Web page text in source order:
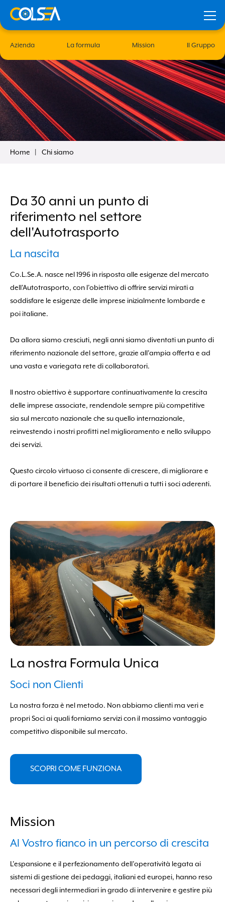
Ricordami
Smarrito i dati?Clicca qui per recuperarli
Azienda La formula Mission Il Gruppo
Home Chi siamo
Da 30 anni un punto di
riferimento nel settore
dell'Autotrasporto
La nascita
Co.L.Se.A. nasce nel 1996 in risposta alle esigenze del mercato
dell’Autotrasporto, con l’obiettivo di offrire servizi mirati a
soddisfare le esigenze delle imprese inizialmente lombarde e
poi italiane.
Da allora siamo cresciuti, negli anni siamo diventati un punto di
riferimento nazionale del settore, grazie all’ampia offerta e ad
una vasta e variegata rete di collaboratori.
Il nostro obiettivo è supportare continuativamente la crescita
delle imprese associate, rendendole sempre più competitive
sia sul mercato nazionale che su quello internazionale,
reinvestendo i nostri profitti nel miglioramento e nello sviluppo
dei servizi.
Questo circolo virtuoso ci consente di crescere, di migliorare e
di portare il beneficio dei risultati ottenuti a tutti i soci aderenti.
La nostra Formula Unica
Soci non Clienti
La nostra forza è nel metodo. Non abbiamo clienti ma veri e
propri Soci ai quali forniamo servizi con il massimo vantaggio
competitivo disponibile sul mercato.
SCOPRI COME FUNZIONA
Mission
Al Vostro fianco in un percorso di crescita
L’espansione e il perfezionamento dell’operatività legata ai
sistemi di gestione dei pedaggi, italiani ed europei, hanno reso
necessari degli intermediari in grado di intervenire e gestire più